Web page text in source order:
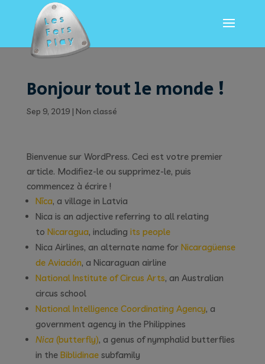
Bonjour tout le monde !
Sep 9, 2019| Non classé
Bienvenue sur WordPress. Ceci est votre premier
article. Modifiez-le ou supprimez-le, puis
commencez à écrire !
Nīca, a village in Latvia
Nica is an adjective referring to all relating
to Nicaragua, including its people
Nica Airlines, an alternate name for Nicaragüense
de Aviación, a Nicaraguan airline
National Institute of Circus Arts, an Australian
circus school
National Intelligence Coordinating Agency, a
government agency in the Philippines
Nica(butterfly), a genus of nymphalid butterflies
in the Biblidinaesubfamily